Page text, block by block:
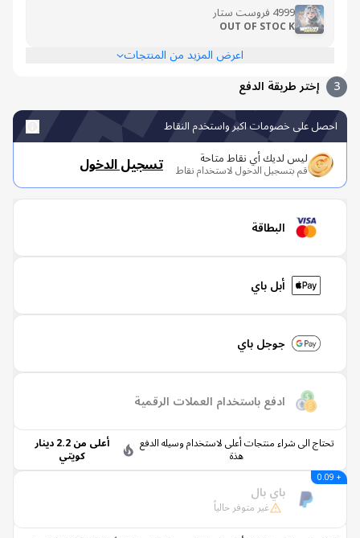
4999 فروست ستار
OUT OF STOC K
اعرض المزيد من المنتجات
إختر طريقة الدفع
على خصومات اكبر واستخدم النقاط
ليس لديك أي نقاط متاحة
قم بتسجيل الدخول لاستخدام نقاط تسجيل الدخول
البطاقة
أبل باي
جوجل باي
ادفع باستخدام العملات الرقمية
الى شراء منتجات أعلى لاستخدام وسيله الدفع أعلى من 2.2 دينار
باي بال
غير متوفر حالياً